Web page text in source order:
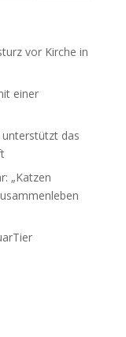
vor Kirche in
einer
das
„Katzen